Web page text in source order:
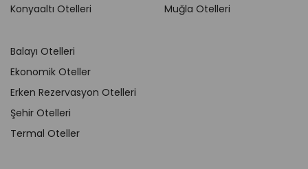
Konyaaltı Otelleri
Muğla Otelleri
Balayı Otelleri
Ekonomik Oteller
Erken Rezervasyon Otelleri
Şehir Otelleri
Termal Oteller